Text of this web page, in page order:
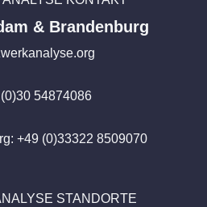
& Brandenburg
54874086
+49 (0)33322 8509070
STANDORTE